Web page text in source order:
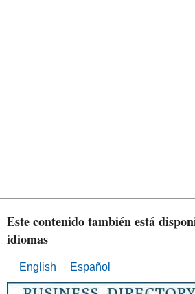
Este contenido también está
idiomas
English Español